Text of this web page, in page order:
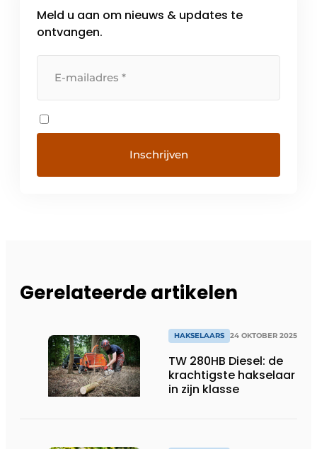
Meld u aan om nieuws & updates te
ontvangen.
Gerelateerde artikelen
HAKSELAARS 24 OKTOBER 2025
TW 280HB Diesel: de
krachtigste hakselaar
in zijn klasse